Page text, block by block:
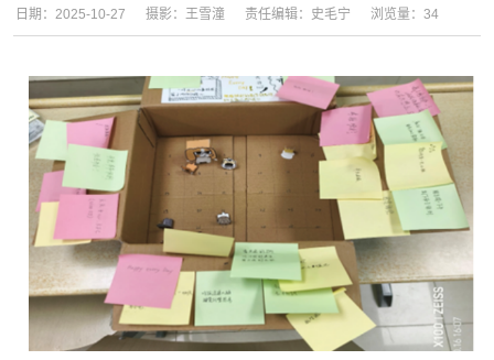
日期：2025-10-27 摄影：王雪潼 责任编辑：史毛宁 浏览量： 34